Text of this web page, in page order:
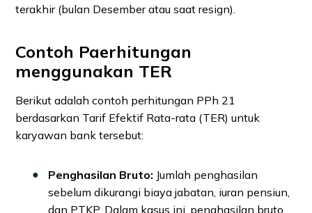
terakhir (bulan Desember atau saat resign).
Contoh Paerhitungan
menggunakan TER
Berikut adalah contoh perhitungan PPh 21
berdasarkan Tarif Efektif Rata-rata (TER) untuk
karyawan bank tersebut:
Penghasilan Bruto: Jumlah penghasilan
sebelum dikurangi biaya jabatan, iuran pensiun,
dan PTKP. Dalam kasus ini, penghasilan bruto